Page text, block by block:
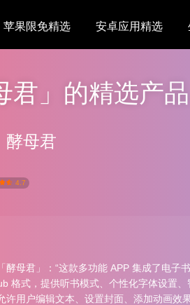
苹果限免精选 安卓应用精选
君」的精选产品
酵母君
4.7
酵母君」：“这款多功能 APP 集成了电
格式，提供听书模式、个性化字体设置
许用户编辑文本、设置封面、添加动画